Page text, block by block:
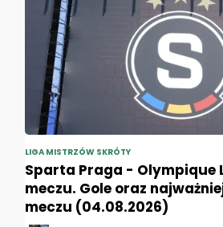
LIGA MISTRZÓW SKRÓTY
Sparta Praga - Olympique
meczu. Gole oraz
meczu (04.08.2026)